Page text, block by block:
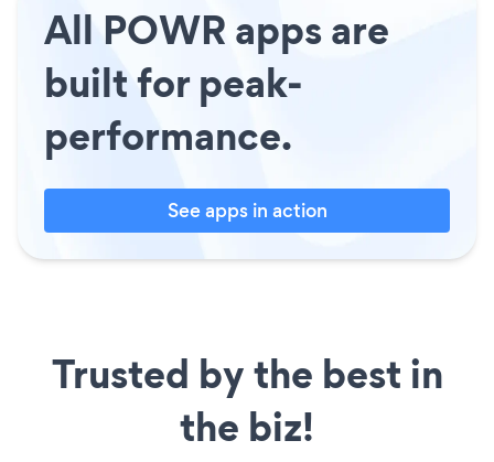
All POWR apps are
built for peak-
performance.
See apps in action
Trusted by the best in
the biz!